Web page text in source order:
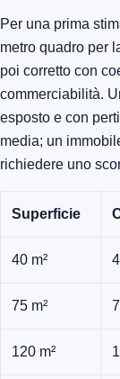
Per una prima
metro quadro per
poi corretto con
commerciabilità.
esposto e con
media; un
richiedere uno
Superficie
40 m²
75 m²
120 m²